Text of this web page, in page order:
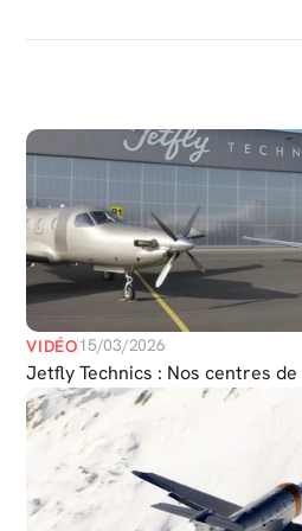
PLUS DE
VIDÉO15/03/2026
Jetfly Technics : Nos centres